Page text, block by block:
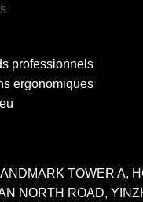
professionnels
ergonomiques
TOWER A,
NORTH ROAD,